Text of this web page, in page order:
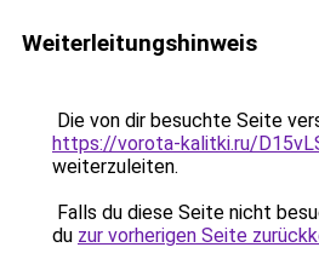
Weiterleitungshinweis
Die von dir besuchte Seite
https://vorota-kalitki.ru/
weiterzuleiten.
Falls du diese Seite nicht
du zur vorherigen Seite